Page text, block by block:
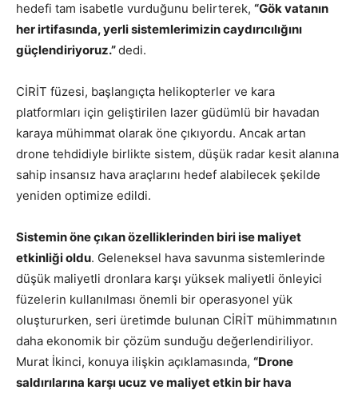
hedefi tam isabetle vurduğunu belirterek, “Gök vatanın
her irtifasında, yerli sistemlerimizin caydırıcılığını
güçlendiriyoruz.”dedi.
CİRİT füzesi, başlangıçta helikopterler ve kara
platformları için geliştirilen lazer güdümlü bir havadan
karaya mühimmat olarak öne çıkıyordu. Ancak artan
drone tehdidiyle birlikte sistem, düşük radar kesit alanına
sahip insansız hava araçlarını hedef alabilecek şekilde
yeniden optimize edildi.
Sistemin öne çıkan özelliklerinden biri ise maliyet
etkinliği oldu. Geleneksel hava savunma sistemlerinde
düşük maliyetli dronlara karşı yüksek maliyetli önleyici
füzelerin kullanılması önemli bir operasyonel yük
oluştururken, seri üretimde bulunan CİRİT mühimmatının
daha ekonomik bir çözüm sunduğu değerlendiriliyor.
Murat İkinci, konuya ilişkin açıklamasında, “Drone
saldırılarına karşı ucuz ve maliyet etkin bir hava